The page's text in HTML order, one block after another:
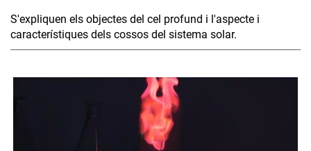
S'expliquen els objectes del cel profund i l'aspecte i
característiques dels cossos del sistema solar.